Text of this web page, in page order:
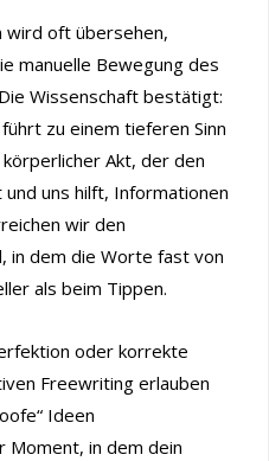
wird oft übersehen,
manuelle Bewegung des
Wissenschaft bestätigt:
zu einem tieferen Sinn
Akt, der den
uns hilft, Informationen
wir den
in dem die Worte fast von
als beim Tippen.
oder korrekte
Freewriting erlauben
Ideen
Moment, in dem dein